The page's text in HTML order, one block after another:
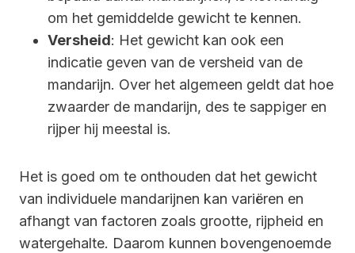
om het gemiddelde gewicht te kennen.
Versheid: Het gewicht kan ook een
indicatie geven van de versheid van de
mandarijn. Over het algemeen geldt dat hoe
zwaarder de mandarijn, des te sappiger en
rijper hij meestal is.
Het is goed om te onthouden dat het gewicht
van individuele mandarijnen kan variëren en
afhangt van factoren zoals grootte, rijpheid en
watergehalte. Daarom kunnen bovengenoemde